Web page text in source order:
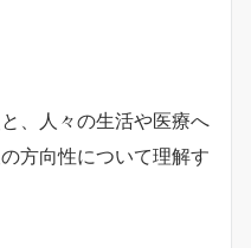
、人々の生活や医療へ
方向性について理解す